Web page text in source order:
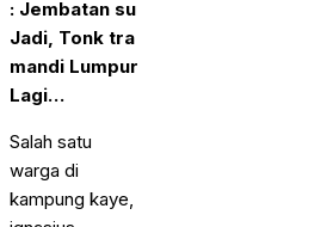
: Jembatan su
Jadi, Tonk tra
mandi Lumpur
Lagi…
Salah satu
warga di
kampung kaye,